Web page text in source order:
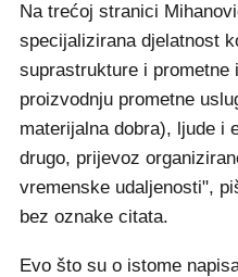
Na trećoj stranici
specijalizirana djelatnost
suprastrukture i prometne
proizvodnju prometne
materijalna dobra), ljude i
drugo, prijevoz
vremenske udaljenosti",
bez oznake citata.
Evo što su o istome